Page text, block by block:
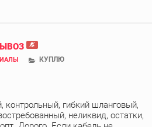
КУПЛЮ
контрольный, гибкий шланговый,
неликвид, остатки,